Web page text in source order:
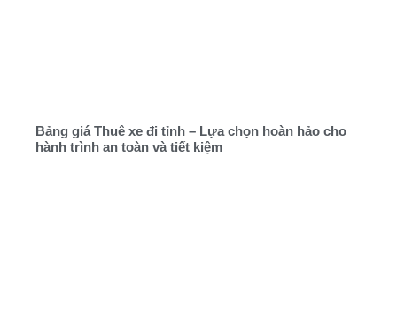
Bảng giá Thuê xe đi tỉnh – Lựa chọn hoàn hảo cho
hành trình an toàn và tiết kiệm